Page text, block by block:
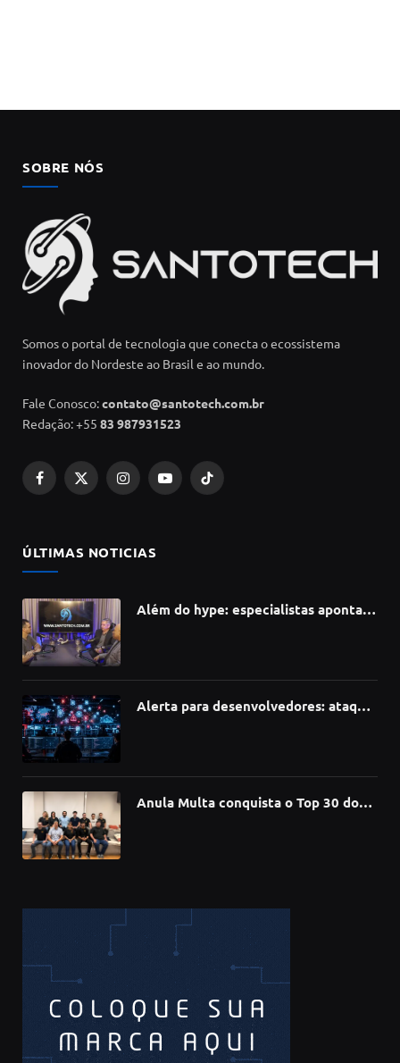
SOBRE NÓS
Somos o portal de tecnologia que conecta o ecossistema
inovador do Nordeste ao Brasil e ao mundo.
Fale Conosco:contato@santotech.com.br
Redação: +55 83 987931523
Facebook
X
InstagramYouTubeTikTok
ÚLTIMAS NOTICIAS
Além do hype: especialistas apontam
Alerta para desenvolvedores: ataque
Anula Multa conquista o Top 30 do